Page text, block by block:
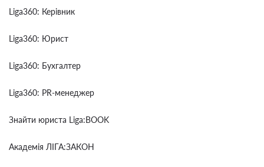
Liga360: Керівник
Liga360: Юрист
Liga360: Бухгалтер
Liga360: PR-менеджер
Знайти юриста Liga:BOOK
Академія ЛІГА:ЗАКОН